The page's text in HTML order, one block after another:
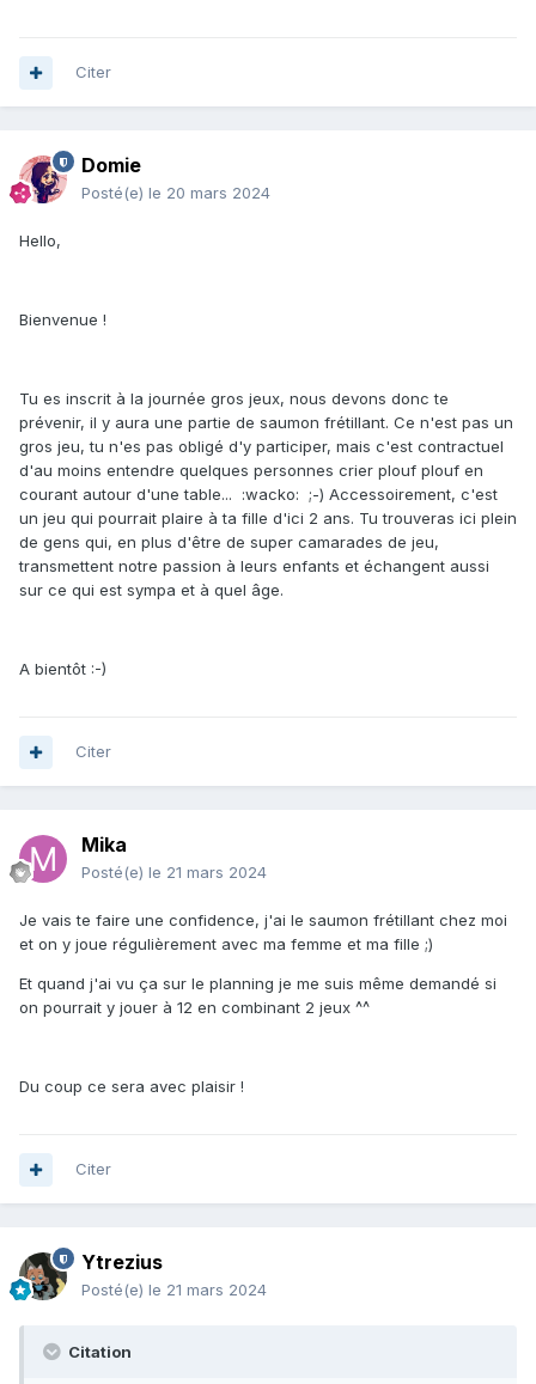
Citer
Domie
Posté(e) le 20 mars 2024
Hello,
Bienvenue !
Tu es inscrit à la journée gros jeux, nous devons donc te
prévenir, il y aura une partie de saumon frétillant. Ce n'est pas un
gros jeu, tu n'es pas obligé d'y participer, mais c'est contractuel
d'au moins entendre quelques personnes crier plouf plouf en
courant autour d'une table... :wacko: ;-) Accessoirement, c'est
un jeu qui pourrait plaire à ta fille d'ici 2 ans. Tu trouveras ici plein
de gens qui, en plus d'être de super camarades de jeu,
transmettent notre passion à leurs enfants et échangent aussi
sur ce qui est sympa et à quel âge.
A bientôt :-)
Citer
Mika
Posté(e) le 21 mars 2024
Je vais te faire une confidence, j'ai le saumon frétillant chez moi
et on y joue régulièrement avec ma femme et ma fille ;)
Et quand j'ai vu ça sur le planning je me suis même demandé si
on pourrait y jouer à 12 en combinant 2 jeux ^^
Du coup ce sera avec plaisir !
Citer
Ytrezius
Posté(e) le 21 mars 2024
Citation